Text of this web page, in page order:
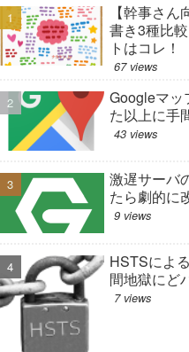
【幹事さ
書き3種比
トはコレ！
67 views
Googleマッ
た以上に手
43 views
激遅サーバ
たら劇的に
9 views
HSTSによ
間地獄にど
7 views